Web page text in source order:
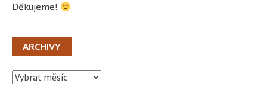
Děkujeme!
ARCHIVY
Archivy